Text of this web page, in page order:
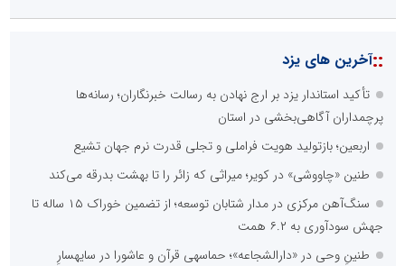
::آخرین های یزد
تأکید استاندار یزد بر ارج نهادن به رسالت خبرنگاران؛ رسانه‌ها
پرچمداران آگاهی‌بخشی در استان
اربعین؛ بازتولید هویت فراملی و تجلی قدرت نرم جهان تشیع
طنین «چاووشی» در کویر؛ میراثی که زائر را تا بهشت بدرقه می‌کند
سنگ‌آهن مرکزی در مدار شتابان توسعه؛ از تضمین خوراک ۱۵ ساله تا
جهش سودآوری به ۶.۲ همت
طنینِ وحی در «دارالشجاعه»؛ حماسهی قرآن و عاشورا در سایهسارِ